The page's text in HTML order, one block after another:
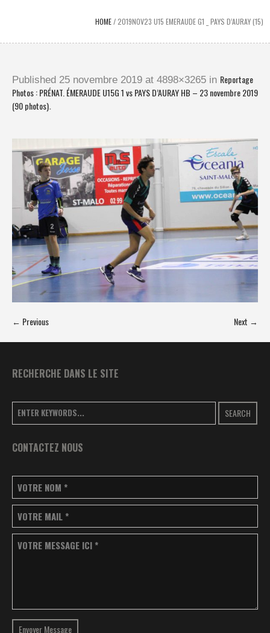
HOME/2019NOV23 U15 EMERAUDE G1 _ PAYS D’AURAY (15)
Published 25 novembre 2019 at 4898×3265 in Reportage
Photos : PRÉNAT. ÉMERAUDE U15G 1 vs PAYS D’AURAY HB – 23 novembre 2019
(90 photos).
← Previous Next →
RECHERCHE DANS LE SITE
SEARCH
CONTACTEZ NOUS
VOTRE NOM *
VOTRE MAIL *
VOTRE MESSAGE ICI *
Envoyer Message